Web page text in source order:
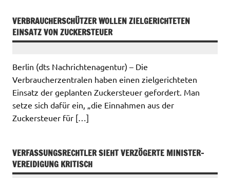
VERBRAUCHERSCHÜTZER WOLLEN ZIELGERICHTETEN
EINSATZ VON ZUCKERSTEUER
Berlin (dts Nachrichtenagentur) – Die
Verbraucherzentralen haben einen zielgerichteten
Einsatz der geplanten Zuckersteuer gefordert. Man
setze sich dafür ein, „die Einnahmen aus der
Zuckersteuer für […]
VERFASSUNGSRECHTLER SIEHT VERZÖGERTE MINISTER-
VEREIDIGUNG KRITISCH